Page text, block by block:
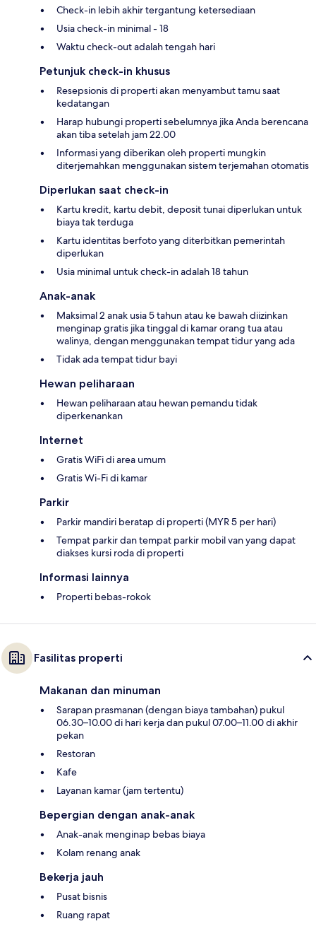
Check-in lebih akhir tergantung ketersediaan
Usia check-in minimal - 18
Waktu check-out adalah tengah hari
Petunjuk check-in khusus
Resepsionis di properti akan menyambut tamu saat
kedatangan
Harap hubungi properti sebelumnya jika Anda berencana
akan tiba setelah jam 22.00
Informasi yang diberikan oleh properti mungkin
diterjemahkan menggunakan sistem terjemahan otomatis
Diperlukan saat check-in
Kartu kredit, kartu debit, deposit tunai diperlukan untuk
biaya tak terduga
Kartu identitas berfoto yang diterbitkan pemerintah
diperlukan
Usia minimal untuk check-in adalah 18 tahun
Anak-anak
Maksimal 2 anak usia 5 tahun atau ke bawah diizinkan
menginap gratis jika tinggal di kamar orang tua atau
walinya, dengan menggunakan tempat tidur yang ada
Tidak ada tempat tidur bayi
Hewan peliharaan
Hewan peliharaan atau hewan pemandu tidak
diperkenankan
Internet
Gratis WiFi di area umum
Gratis Wi-Fi di kamar
Parkir
Parkir mandiri beratap di properti (MYR 5 per hari)
Tempat parkir dan tempat parkir mobil van yang dapat
diakses kursi roda di properti
Informasi lainnya
Properti bebas-rokok
Fasilitas properti
Makanan dan minuman
Sarapan prasmanan (dengan biaya tambahan) pukul
06.30–10.00 di hari kerja dan pukul 07.00–11.00 di akhir
pekan
Restoran
Kafe
Layanan kamar (jam tertentu)
Bepergian dengan anak-anak
Anak-anak menginap bebas biaya
Kolam renang anak
Bekerja jauh
Pusat bisnis
Ruang rapat